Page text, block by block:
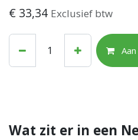
€ 33,34 Exclusief btw
Wat zit er in een